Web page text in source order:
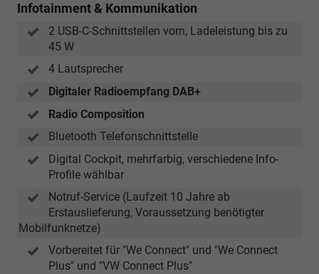
Infotainment & Kommunikation
2 USB-C-Schnittstellen vorn, Ladeleistung bis zu
45 W
4 Lautsprecher
Digitaler Radioempfang DAB+
Radio Composition
Bluetooth Telefonschnittstelle
Digital Cockpit, mehrfarbig, verschiedene Info-
Profile wählbar
Notruf-Service (Laufzeit 10 Jahre ab
Erstauslieferung, Voraussetzung benötigter
Mobilfunknetze)
Vorbereitet für "We Connect" und "We Connect
Plus" und "VW Connect Plus"